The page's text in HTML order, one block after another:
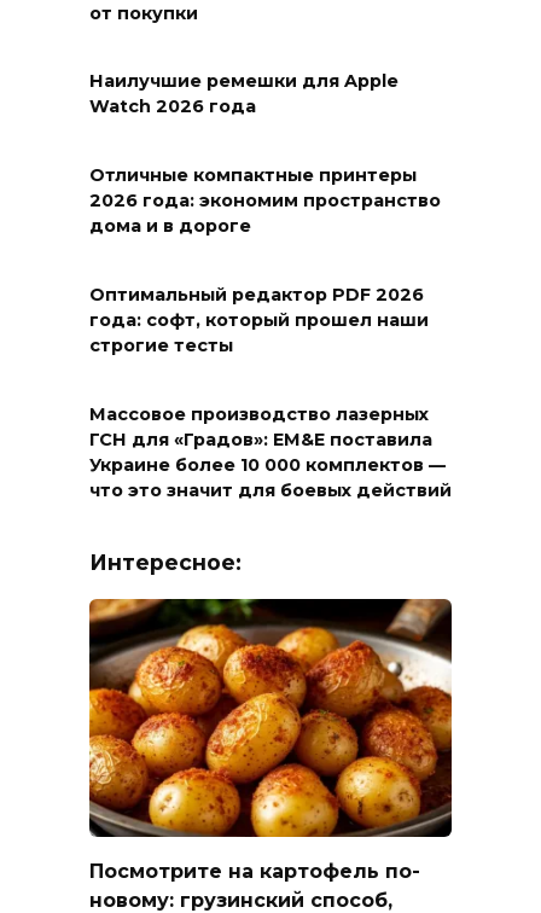
от покупки
Наилучшие ремешки для Apple
Watch 2026 года
Отличные компактные принтеры
2026 года: экономим пространство
дома и в дороге
Оптимальный редактор PDF 2026
года: софт, который прошел наши
строгие тесты
Массовое производство лазерных
ГСН для «Градов»: EM&E поставила
Украине более 10 000 комплектов —
что это значит для боевых действий
Интересное:
Посмотрите на картофель по-
новому: грузинский способ,